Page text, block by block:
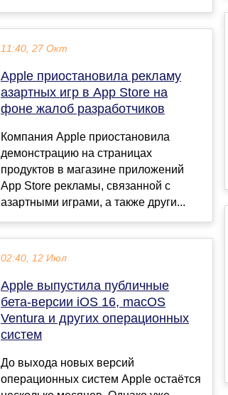
11:40, 27 Окт
Apple приостановила рекламу
азартных игр в App Store на
фоне жалоб разработчиков
Компания Apple приостановила
демонстрацию на страницах
продуктов в магазине приложений
App Store рекламы, связанной с
азартными играми, а также други...
02:40, 12 Июл
Apple выпустила публичные
бета-версии iOS 16, macOS
Ventura и других операционных
систем
До выхода новых версий
операционных систем Apple остаётся